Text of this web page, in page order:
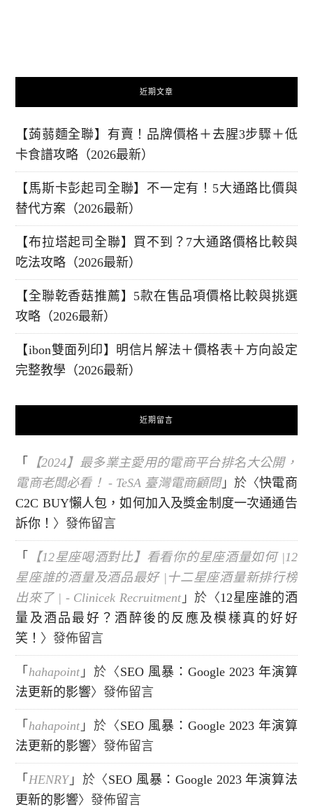
近期文章
【蒟蒻麵全聯】有賣！品牌價格＋去腥3步驟＋低
卡食譜攻略（2026最新）
【馬斯卡彭起司全聯】不一定有！5大通路比價與
替代方案（2026最新）
【布拉塔起司全聯】買不到？7大通路價格比較與
吃法攻略（2026最新）
【全聯乾香菇推薦】5款在售品項價格比較與挑選
攻略（2026最新）
【ibon雙面列印】明信片解法＋價格表＋方向設定
完整教學（2026最新）
近期留言
「
【2024】最多業主愛用的電商平台排名大公開，
電商老闆必看！ - TeSA 臺灣電商顧問」於〈快電商
C2C BUY懶人包，如何加入及獎金制度一次通通告
訴你！ 〉發佈留言
「
【12星座喝酒對比】看看你的星座酒量如何 |12
星座誰的酒量及酒品最好 |十二星座酒量新排行榜
出來了 | - Clinicek Recruitment 」於〈12星座誰的酒
量及酒品最好？酒醉後的反應及模樣真的好好
笑！ 〉發佈留言
「hahapoint 」於〈 SEO 風暴：Google 2023 年演算
法更新的影響〉發佈留言
「hahapoint 」於〈 SEO 風暴：Google 2023 年演算
法更新的影響〉發佈留言
「HENRY」於〈 SEO 風暴：Google 2023 年演算法
更新的影響〉發佈留言